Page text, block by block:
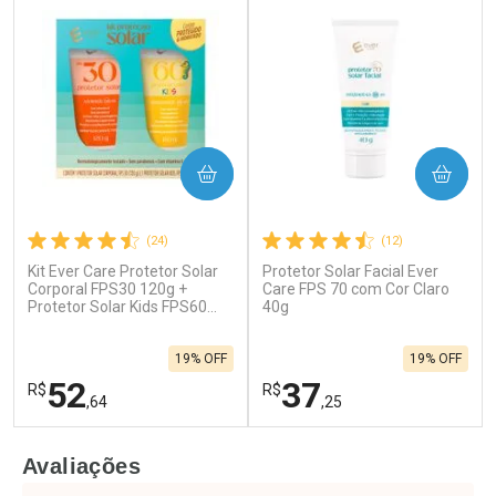
(24)
Kit Ever Care Protetor Solar
Corporal FPS30 120g +
Protetor Solar Kids FPS60
R$52,64
19% OFF
COMPRAR
(12)
Protetor Solar Facial Ever
Care FPS 70 com Cor Claro
40g
R$37,25
19% OFF
COMPRAR
Avaliações